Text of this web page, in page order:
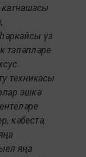
үз
таләпләре
техникасы
эшкә
кәбестә,
яңа